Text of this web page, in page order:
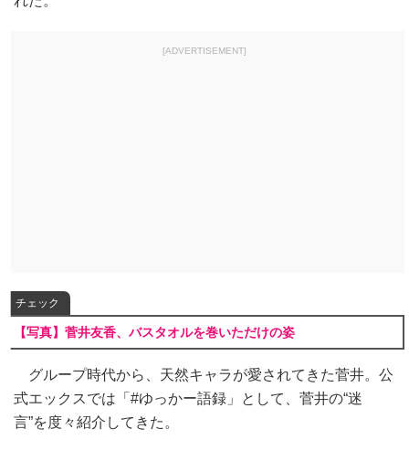
[ADVERTISEMENT]
チェック
【写真】菅井友香、バスタオルを巻いただけの姿
グループ時代から、天然キャラが愛されてきた菅井。公
式エックスでは「#ゆっかー語録」として、菅井の“迷
言”を度々紹介してきた。